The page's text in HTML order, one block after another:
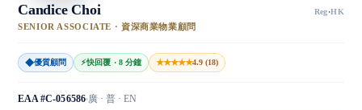
Candice Choi Reg·HK
SENIOR ASSOCIATE · 資深商業物業顧問
◆優質顧問 ⚡快回覆 · 8 分鐘 ★★★★★4.9 (18)
EAA #C-056586 廣 · 普 · EN